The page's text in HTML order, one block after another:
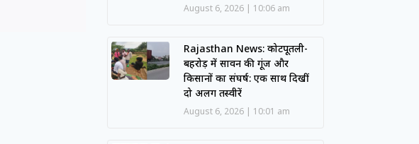
August 6, 2026 10:06 am
Rajasthan News: कोटपूतली-
बहरोड़ में सावन की गूंज और
किसानों का संघर्ष: एक साथ दिखीं
दो अलग तस्वीरें
August 6, 2026 10:01 am